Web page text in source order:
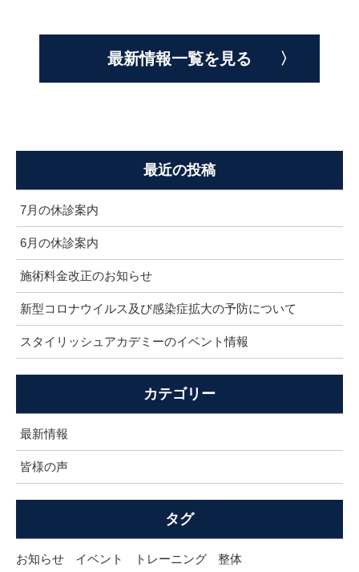
最新情報一覧を見る
最近の投稿
7月の休診案内
6月の休診案内
施術料金改正のお知らせ
新型コロナウイルス及び感染症拡大の予防について
スタイリッシュアカデミーのイベント情報
カテゴリー
最新情報
皆様の声
タグ
お知らせ イベント トレーニング 整体